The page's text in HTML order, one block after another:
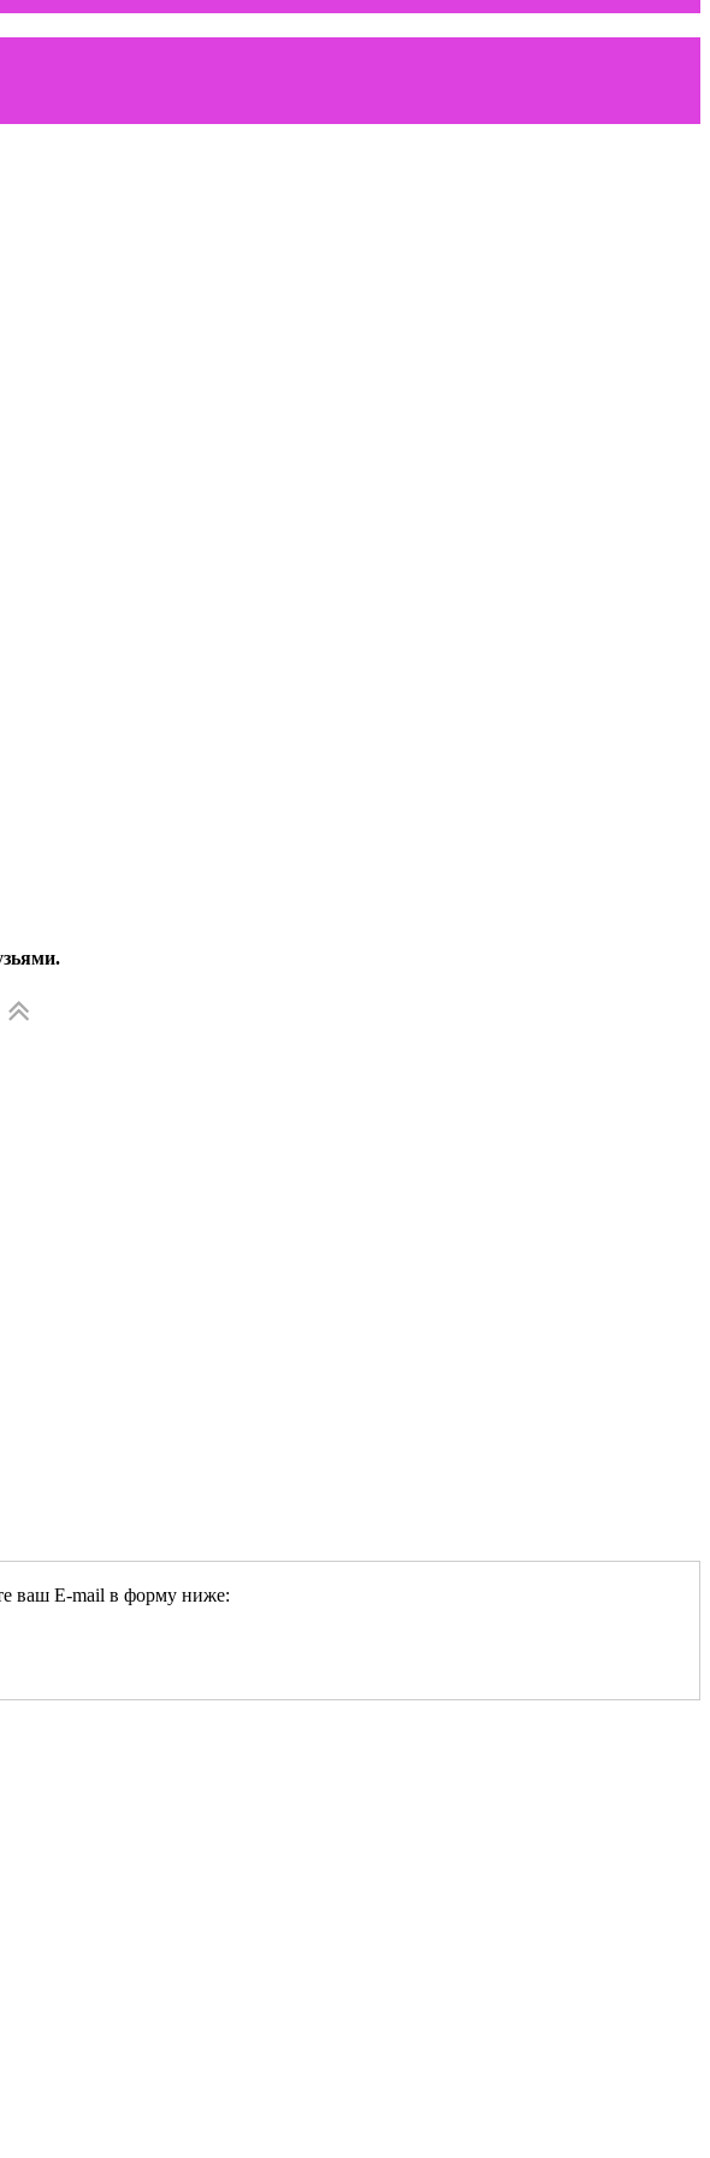
ваш E-mail в форму ниже: